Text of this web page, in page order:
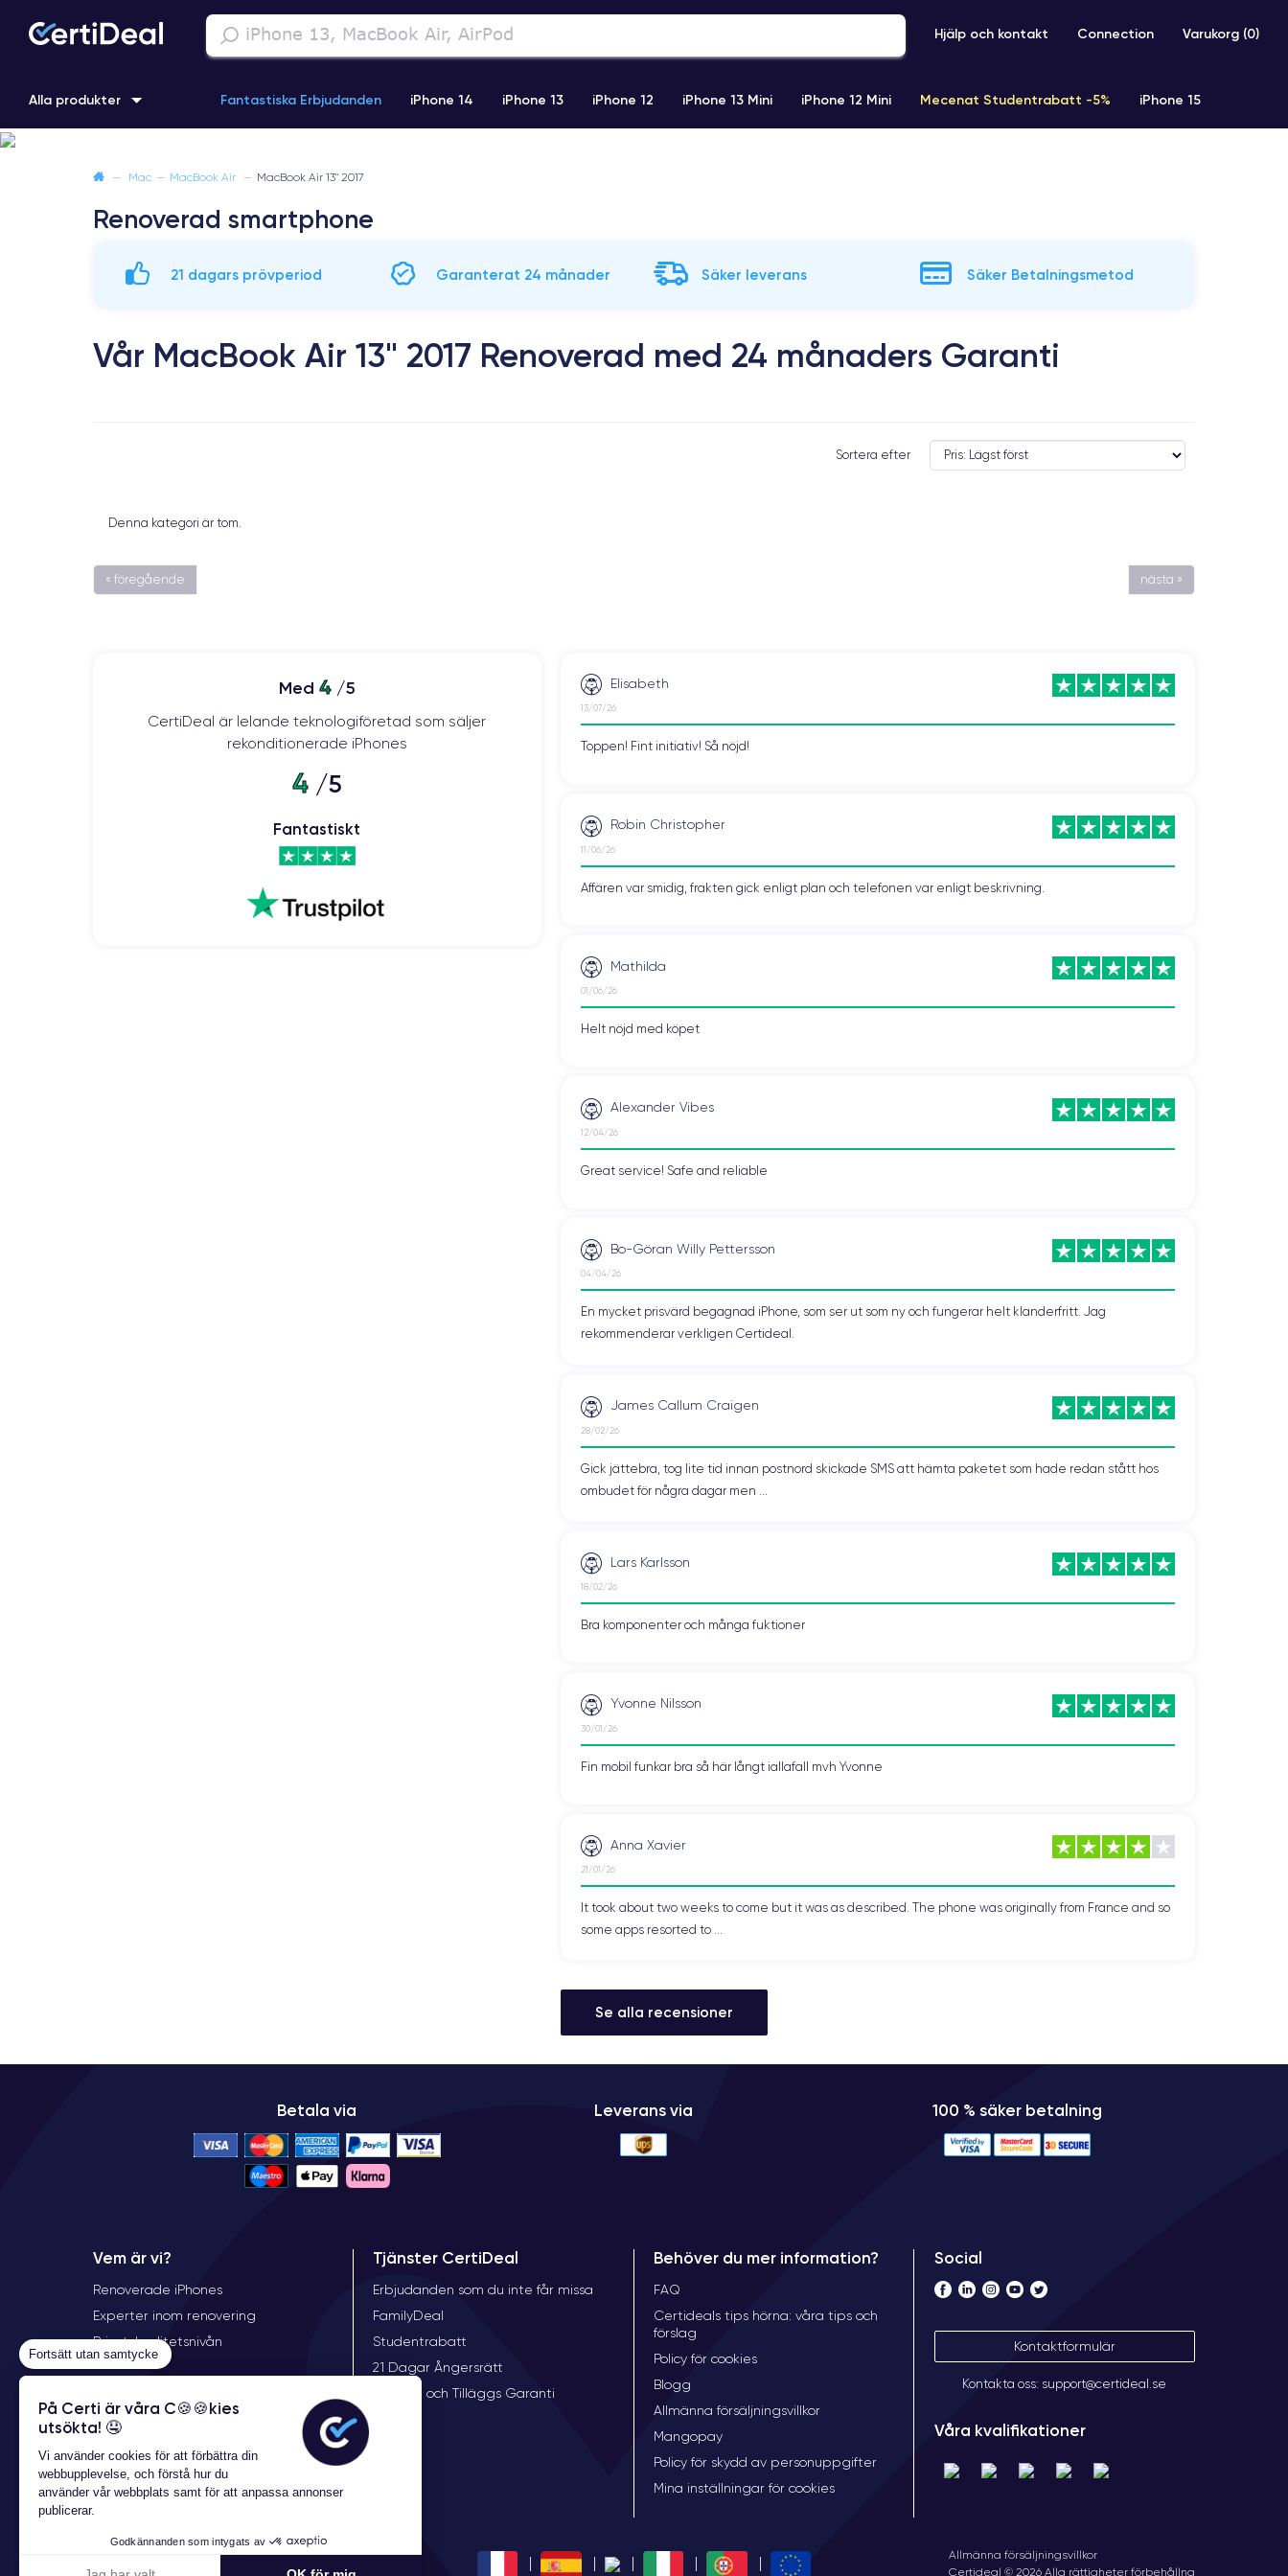
Hjälp och kontakt Connection Varukorg (0)
Alla produkter Fantastiska Erbjudanden iPhone 14 iPhone 13 iPhone 12 iPhone 13 Mini iPhone 12 Mini Mecenat Studentrabatt -5% iPhone 15
iPhone 11 Pro iPhone 15 Pro
— Mac — MacBook Air — MacBook Air 13" 2017
Renoverad smartphone
21 dagars prövperiod Garanterat 24 månader Säker leverans Säker Betalningsmetod
Vår MacBook Air 13" 2017 Renoverad med 24 månaders Garanti
Sortera efter
Denna kategori är tom.
« föregående nästa »
Med 4/5
CertiDeal är lelande teknologiföretad som säljer
rekonditionerade iPhones
4/5
Fantastiskt
Elisabeth
13/07/26
Toppen! Fint initiativ! Så nöjd!
Robin Christopher
11/06/26
Affären var smidig, frakten gick enligt plan och telefonen var enligt beskrivning.
Mathilda
01/06/26
Helt nöjd med köpet
Alexander Vibes
12/04/26
Great service! Safe and reliable
Bo-Göran Willy Pettersson
04/04/26
En mycket prisvärd begagnad iPhone, som ser ut som ny och fungerar helt klanderfritt. Jag
rekommenderar verkligen Certideal.
James Callum Craigen
28/02/26
Gick jättebra, tog lite tid innan postnord skickade SMS att hämta paketet som hade redan stått hos
ombudet för några dagar men ...
Lars Karlsson
18/02/26
Bra komponenter och många fuktioner
Yvonne Nilsson
30/01/26
Fin mobil funkar bra så här långt iallafall mvh Yvonne
Anna Xavier
21/01/26
It took about two weeks to come but it was as described. The phone was originally from France and so
some apps resorted to ...
Se alla recensioner
Betala via Leverans via 100 % säker betalning
Vem är vi?
Renoverade iPhones
Experter inom renovering
Priset, kvalitetsnivån
Tjänster CertiDeal
Erbjudanden som du inte får missa
FamilyDeal
Studentrabatt
21 Dagar Ångersrätt
Garanti och Tilläggs Garanti
Behöver du mer information?
FAQ
Certideals tips hörna: våra tips och
förslag
Policy för cookies
Blogg
Allmänna försäljningsvillkor
Mangopay
Policy för skydd av personuppgifter
Mina inställningar för cookies
Social
Kontaktformulär
Kontakta oss: support@certideal.se
Våra kvalifikationer
Allmänna försäljningsvillkor
Certideal © 2026 Alla rättigheter förbehållna
Fortsätt utan samtycke
På Certi är våra C🍪🍪kies
utsökta! 🤤
Vi använder cookies för att förbättra din
webbupplevelse, och förstå hur du
använder vår webbplats samt för att anpassa annonser
publicerar.
Godkännanden som intygats av